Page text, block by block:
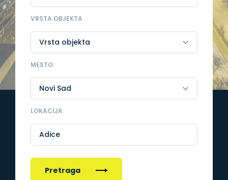
VRSTA OBJEKTA
MESTO
LOKACIJA
Adice
Pretraga